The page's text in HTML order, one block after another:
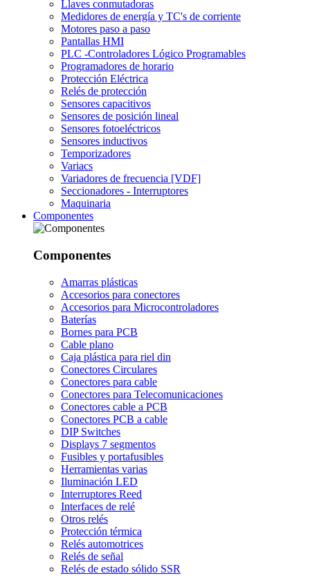
Llaves conmutadoras
Medidores de energía y TC's de corriente
Motores paso a paso
Pantallas HMI
PLC -Controladores Lógico Programables
Programadores de horario
Protección Eléctrica
Relés de protección
Sensores capacitivos
Sensores de posición lineal
Sensores fotoeléctricos
Sensores inductivos
Temporizadores
Variacs
Variadores de frecuencia [VDF]
Seccionadores - Interruptores
Maquinaria
Componentes
Componentes
Amarras plásticas
Accesorios para conectores
Accesorios para Microcontroladores
Baterías
Bornes para PCB
Cable plano
Caja plástica para riel din
Conectores Circulares
Conectores para cable
Conectores para Telecomunicaciones
Conectores cable a PCB
Conectores PCB a cable
DIP Switches
Displays 7 segmentos
Fusibles y portafusibles
Herramientas varias
Iluminación LED
Interruptores Reed
Interfaces de relé
Otros relés
Protección térmica
Relés automotrices
Relés de señal
Relés de estado sólido SSR